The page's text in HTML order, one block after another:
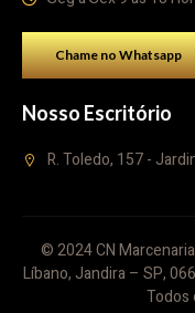
Chame no Whatsapp
Nosso Escritório
R. Toledo, 157 -
© 2024 CN
Líbano, Jandira – SP,
Todos